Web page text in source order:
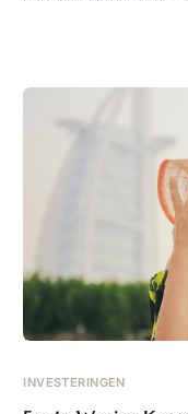
INVESTERINGEN